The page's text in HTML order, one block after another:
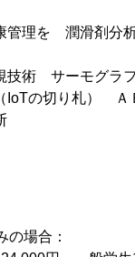
管理を 潤滑剤分
技術 サーモグラ
IoTの切り札） Ａ
の場合：